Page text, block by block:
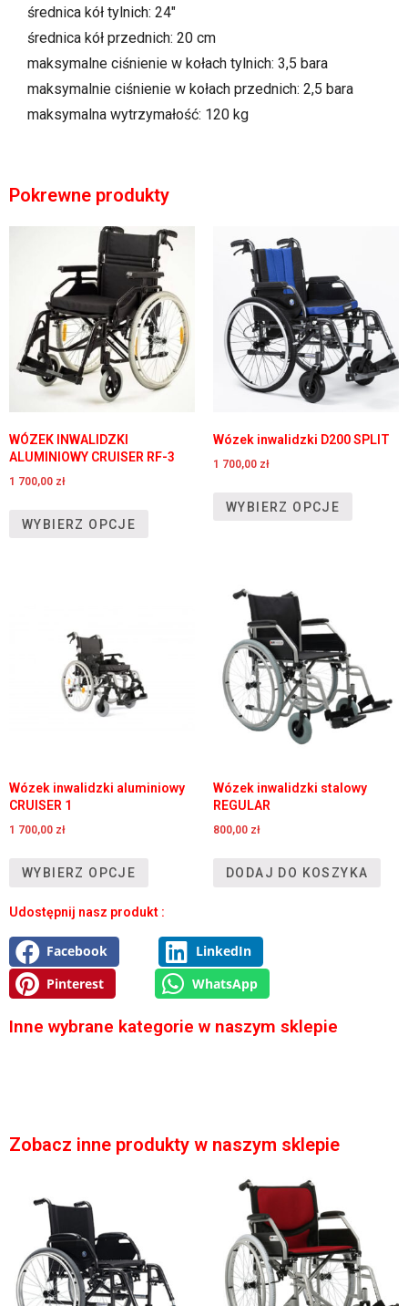
średnica kół tylnich: 24″
średnica kół przednich: 20 cm
maksymalne ciśnienie w kołach tylnich: 3,5 bara
maksymalnie ciśnienie w kołach przednich: 2,5 bara
maksymalna wytrzymałość: 120 kg
Pokrewne produkty
WÓZEK INWALIDZKI
ALUMINIOWY CRUISER RF-3
1 700,00 zł
WYBIERZ OPCJE
Wózek inwalidzki D200 SPLIT
1 700,00 zł
WYBIERZ OPCJE
Wózek inwalidzki aluminiowy
CRUISER 1
1 700,00 zł
WYBIERZ OPCJE
Wózek inwalidzki stalowy
REGULAR
800,00 zł
DODAJ DO KOSZYKA
Udostępnij nasz produkt :
Facebook
LinkedIn
Pinterest
WhatsApp
Inne wybrane kategorie w naszym sklepie
Zobacz inne produkty w naszym sklepie